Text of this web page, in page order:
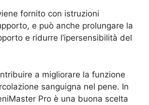
fornito con istruzioni
e può anche prolungare la
e ridurre l’ipersensibilità del
a migliorare la funzione
sanguigna nel pene. In
Pro è una buona scelta